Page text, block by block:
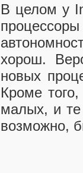
В целом у
хорош.
новых
Кроме
малых, и те
возможно,